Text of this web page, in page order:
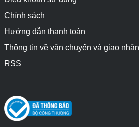
Chính sách
Hướng dẫn thanh toán
Thông tin về vận chuyển và giao nhận
RSS